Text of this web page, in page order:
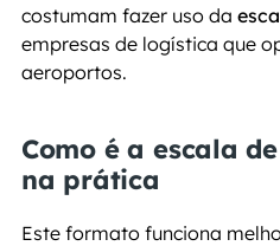
costumam fazer uso da
empresas de logística que
aeroportos.
Como é a escala
na prática
Este formato funciona